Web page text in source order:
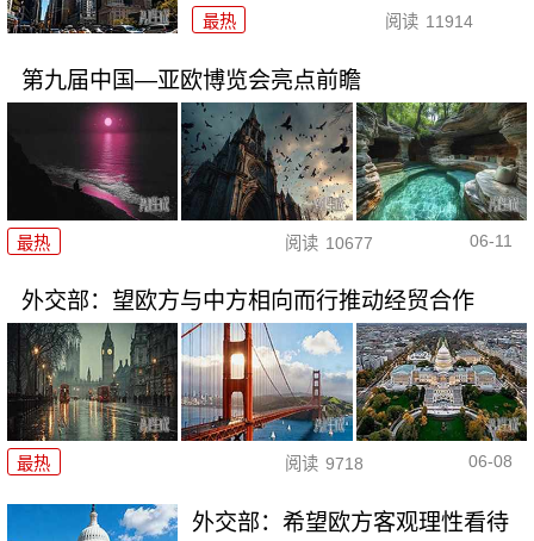
最热 阅读 11914
第九届中国—亚欧博览会亮点前瞻
最热 阅读 10677 06-11
外交部：望欧方与中方相向而行推动经贸合作
最热 阅读 9718 06-08
外交部：希望欧方客观理性看待